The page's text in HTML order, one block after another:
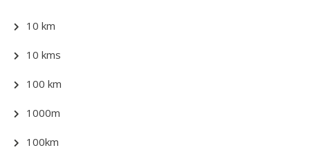
10 km
10 kms
100 km
1000m
100km